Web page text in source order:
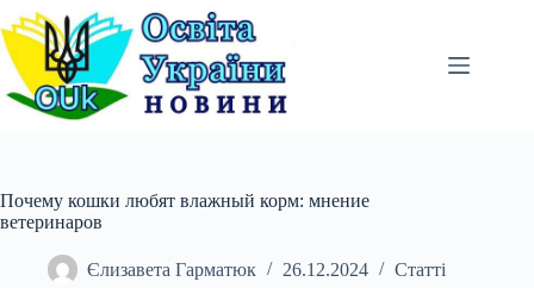
Перейти
до
вмісту
Почему кошки любят влажный корм: мнение
ветеринаров
Єлизавета Гарматюк 26.12.2024 Статті